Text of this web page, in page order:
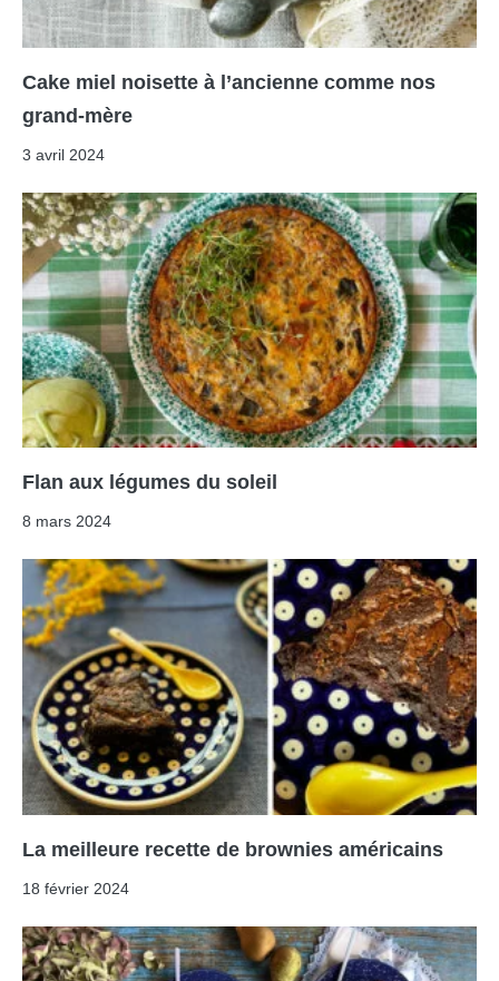
Cake miel noisette à l’ancienne comme nos
grand-mère
3 avril 2024
Flan aux légumes du soleil
8 mars 2024
La meilleure recette de brownies américains
18 février 2024